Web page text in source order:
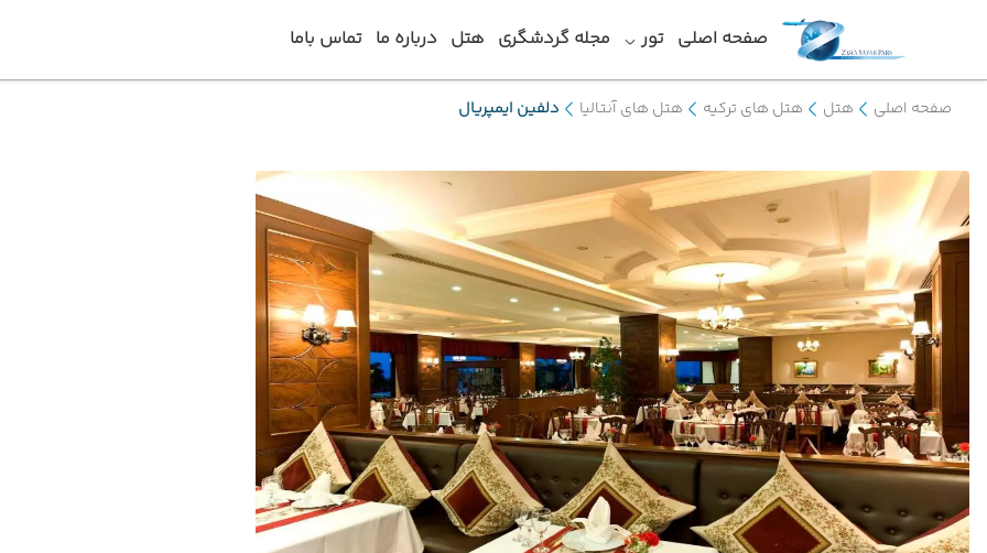
صفحه اصلی تور مجله گردشگری هتل درباره ما تماس باما
صفحه اصلی هتل هتل های ترکیه هتل های آنتالیا دلفین ایمپریال